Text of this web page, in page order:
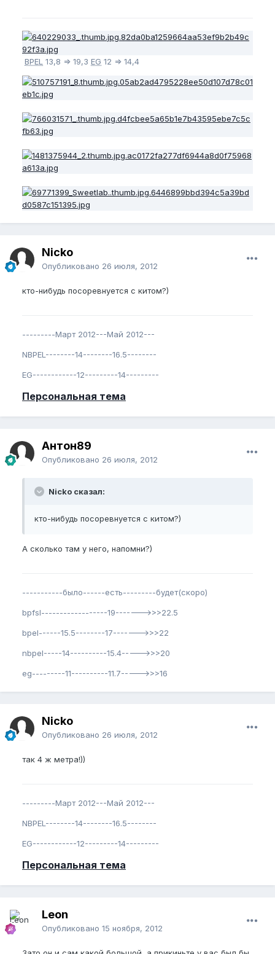
BPEL 13,8 => 19,3 EG 12 => 14,4
Nicko
Опубликовано 26 июля, 2012
кто-нибудь посоревнуется с китом?)
---------Март 2012---Май 2012---
NBPEL--------14--------16.5--------
EG------------12---------14---------
Персональная тема
Антон89
Опубликовано 26 июля, 2012
Nicko сказал:
кто-нибудь посоревнуется с китом?)
А сколько там у него, напомни?)
-----------было------есть---------будет(скоро)
bpfsl------------------19------->>>22.5
bpel------15.5--------17------->>>22
nbpel-----14----------15.4----->>>20
eg---------11----------11.7----->>>16
Nicko
Опубликовано 26 июля, 2012
так 4 ж метра!))
---------Март 2012---Май 2012---
NBPEL--------14--------16.5--------
EG------------12---------14---------
Персональная тема
Leon
Опубликовано 15 ноября, 2012